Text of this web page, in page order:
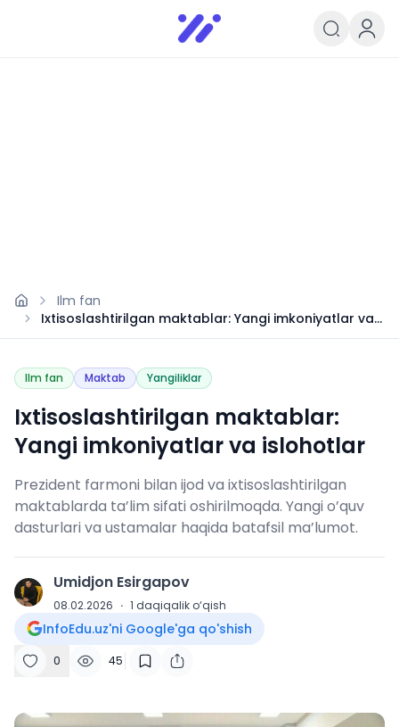
Infoedu
Ta&#039;lim xabarlari va
Ilm fan
Ixtisoslashtirilgan maktablar: Yangi imkoniyatlar va
islohotlar
Ilm fan Maktab Yangiliklar
Ixtisoslashtirilgan maktablar:
Yangi imkoniyatlar va islohotlar
Prezident farmoni bilan ijod va ixtisoslashtirilgan
maktablarda ta’lim sifati oshirilmoqda. Yangi o’quv
dasturlari va ustamalar haqida batafsil ma’lumot.
U Umidjon Esirgapov
08.02.2026 · 1 daqiqalik o‘qish
InfoEdu.uz'ni Google'ga qo'shish
0 45